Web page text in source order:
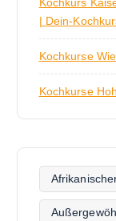
| Dein-
Kochkurse
Kochkurse